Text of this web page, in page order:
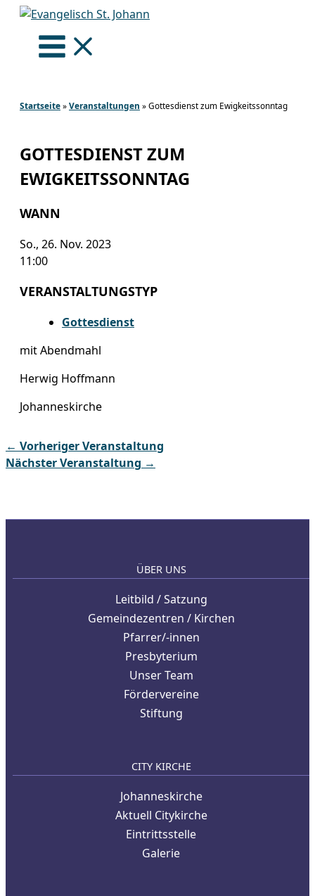
Zum
springen
Startseite»Veranstaltungen »Gottesdienst zum Ewigkeitssonntag
GOTTESDIENST ZUM
EWIGKEITSSONNTAG
WANN
So., 26. Nov. 2023
11:00
VERANSTALTUNGSTYP
Gottesdienst
mit Abendmahl
Herwig Hoffmann
Johanneskirche
← Vorheriger Veranstaltung
Nächster Veranstaltung →
ÜBER UNS
Leitbild / Satzung
Gemeindezentren / Kirchen
Pfarrer/-innen
Presbyterium
Unser Team
Fördervereine
Stiftung
CITY KIRCHE
Johanneskirche
Aktuell Citykirche
Eintrittsstelle
Galerie